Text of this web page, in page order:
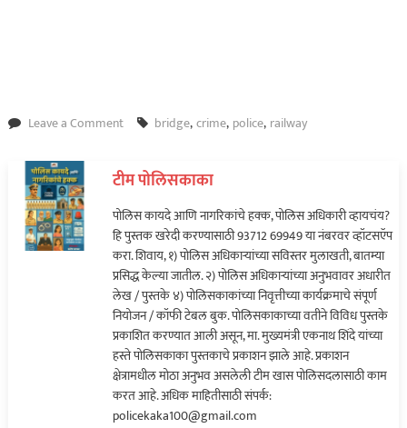
Leave a Commenton
कोसळून
कामगारांचा
मृत्यू…
bridge,crime, police, railway
टीम पोलिसकाका
पोलिस कायदे आणि नागरिकांचे हक्क, पोलिस अधिकारी व्हायचंय?
हि पुस्तक खरेदी करण्यासाठी 93712 69949 या नंबरवर व्हॉटसऍप
करा. शिवाय, १) पोलिस अधिकाऱ्यांच्या सविस्तर मुलाखती, बातम्या
प्रसिद्ध केल्या जातील. २) पोलिस अधिकाऱ्यांच्या अनुभवावर अधारीत
लेख / पुस्तके ४) पोलिसकाकांच्या निवृत्तीच्या कार्यक्रमाचे संपूर्ण
नियोजन / कॉफी टेबल बुक. पोलिसकाकाच्या वतीने विविध पुस्तके
प्रकाशित करण्यात आली असून, मा. मुख्यमंत्री एकनाथ शिंदे यांच्या
हस्ते पोलिसकाका पुस्तकाचे प्रकाशन झाले आहे. प्रकाशन
क्षेत्रामधील मोठा अनुभव असलेली टीम खास पोलिसदलासाठी काम
करत आहे. अधिक माहितीसाठी संपर्क:
policekaka100@gmail.com